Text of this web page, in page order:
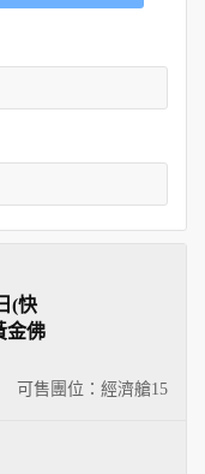
可售團位：經濟艙15
(快
金佛